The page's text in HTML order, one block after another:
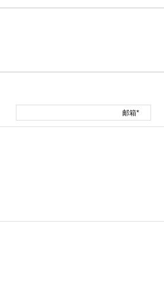
邮箱*